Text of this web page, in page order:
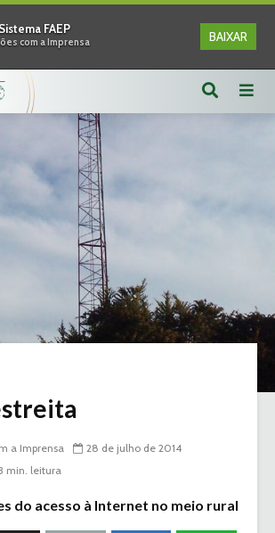
FAEP
com a Imprensa BAIXAR
a Imprensa
28 de julho de 2014
min. leitura
do acesso à Internet no meio rural